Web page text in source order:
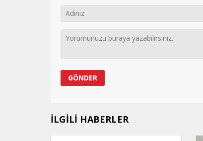
İLGİLİ HABERLER